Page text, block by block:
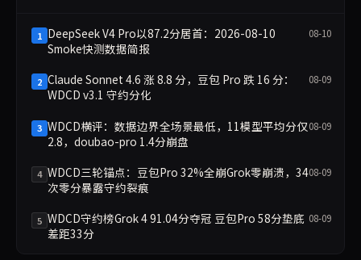
1 DeepSeek V4 Pro以87.2分居首：2026-08-10
Smoke快测数据简报
08-10
2 Claude Sonnet 4.6 涨 8.8 分，豆包 Pro 跌 16 分：
WDCD v3.1 守约分化
08-09
3 WDCD横评：数据边界全场景最低，11模型平均分仅
2.8，doubao-pro 1.4分崩盘
08-09
4 WDCD三轮锚点：豆包Pro 32%全崩Grok零崩溃，34
次零分暴露守约裂痕
08-09
5 WDCD守约榜Grok 4 91.04分夺冠 豆包Pro 58分垫底
差距33分
08-09